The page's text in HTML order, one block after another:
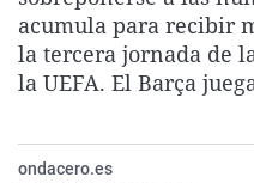
acumula para recibir
la tercera jornada de
la UEFA. El Barça
ondacero.es